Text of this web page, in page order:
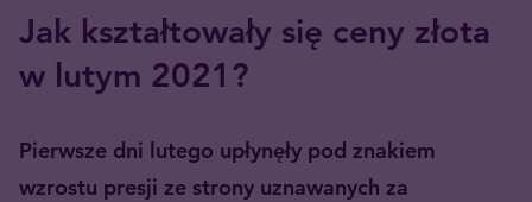
Jak kształtowały się ceny złota
w lutym 2021?
Pierwsze dni lutego upłynęły pod znakiem
wzrostu presji ze strony uznawanych za